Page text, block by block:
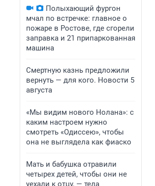
Полыхающий фургон
мчал по встречке: главное о
пожаре в Ростове, где сгорели
заправка и 21 припаркованная
машина
Смертную казнь предложили
вернуть — для кого. Новости 5
августа
«Мы видим нового Нолана»: с
каким настроем нужно
смотреть «Одиссею», чтобы
она не выглядела как фиаско
Мать и бабушка отравили
четырех детей, чтобы они не
уехали к отцу, — тела